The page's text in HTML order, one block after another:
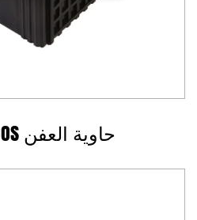
12v42AH COS حاوية العفن